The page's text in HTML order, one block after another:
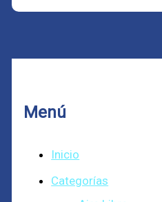
Menú
Inicio
Categorías